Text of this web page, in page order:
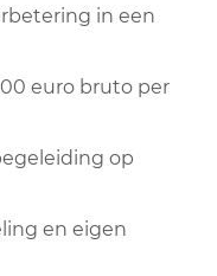
in een
euro bruto per
op
en eigen